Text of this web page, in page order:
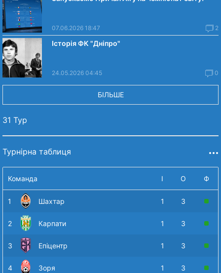
07.06.2026 18:47 2
Історія ФК "Дніпро"
24.05.2026 04:45 0
БІЛЬШЕ
31 Тур
Турнірна таблиця
Команда І О Ф
1 Шахтар 1 3
2 Карпати 1 3
3 Епіцентр 1 3
4 Зоря 1 3